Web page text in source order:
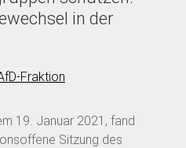
in der
Fraktion
19. Januar 2021, fand
Sitzung des